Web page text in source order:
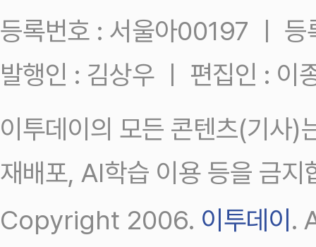
등록번호 : 서울아00197 ㅣ
발행인 : 김상우 ㅣ 편집인 : 이
이투데이의 모든 콘텐츠(기사)
재배포, AI학습 이용 등을 금지
Copyright 2006. 이투데이.